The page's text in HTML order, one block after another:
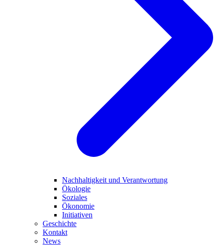
Nachhaltigkeit und Verantwortung
Ökologie
Soziales
Ökonomie
Initiativen
Geschichte
Kontakt
News